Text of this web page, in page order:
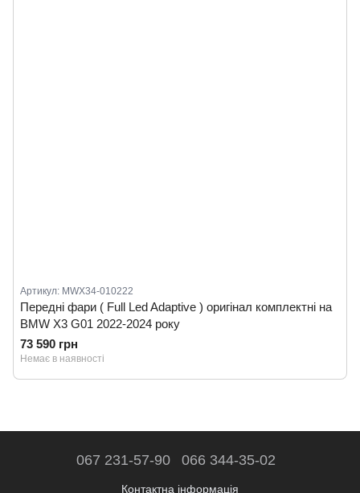
Артикул: MWX34-010222
Передні фари ( Full Led Adaptive ) оригінал комплектні на
BMW X3 G01 2022-2024 року
73 590 грн
Немає в наявності
067 231-57-90 066 344-35-02
Контактна інформація